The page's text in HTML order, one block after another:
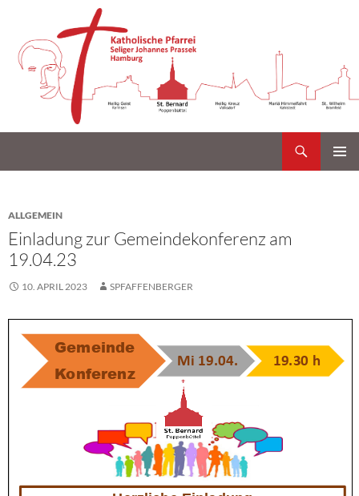
ALLGEMEIN
Einladung zur Gemeindekonferenz am
19.04.23
10. APRIL 2023 SPFAFFENBERGER